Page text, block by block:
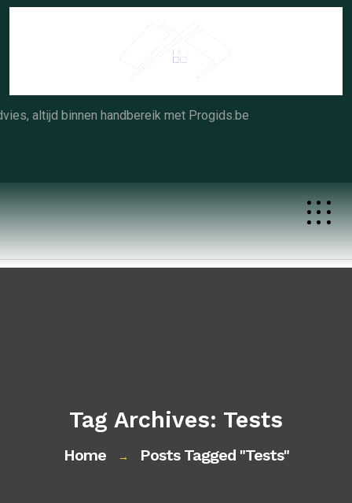
Skip
altijd binnen handbereik met Progids.be
Tag Archives: Tests
Home → Posts Tagged "tests"